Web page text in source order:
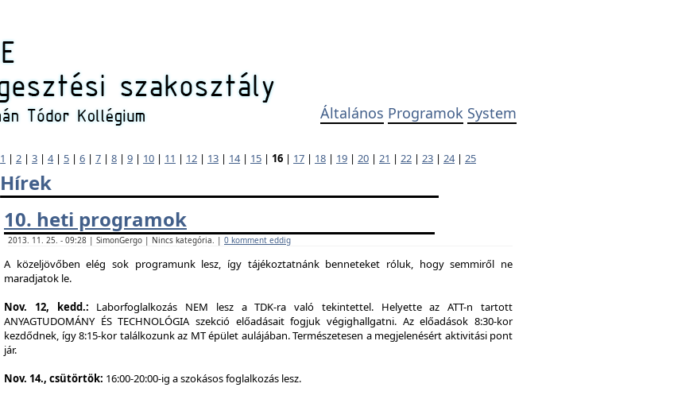
Általános Programok System
1 | 2 | 3 | 4| 5 | 6 | 7 | 8 | 9 | 10 | 11 | 12 | 13 | 14| 15 | 16 | 17 | 18 | 19 | 20 | 21 | 22 | 23 | 24| 25
Hírek
10. heti programok
2013. 11. 25. - 09:28 | SimonGergo | Nincs kategória. | 0 komment eddig
A közeljövőben elég sok programunk lesz, így tájékoztatnánk benneteket róluk, hogy semmiről ne
maradjatok le.
Nov. 12, kedd.: Laborfoglalkozás NEM lesz a TDK-ra való tekintettel. Helyette az ATT-n tartott
ANYAGTUDOMÁNY ÉS TECHNOLÓGIA szekció előadásait fogjuk végighallgatni. Az előadások 8:30-kor
kezdődnek, így 8:15-kor találkozunk az MT épület aulájában. Természetesen a megjelenésért aktivitási pont
jár.
Nov. 14., csütörtök: 16:00-20:00-ig a szokásos foglalkozás lesz.